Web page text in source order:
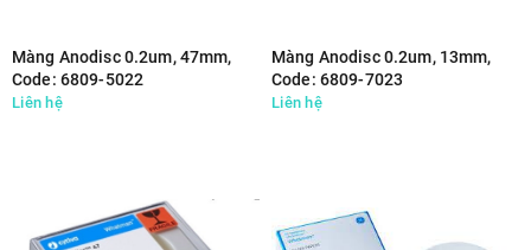
Màng Anodisc 0.2um, 47mm,
Code: 6809-5022
Liên hệ
Màng Anodisc 0.2um, 13mm,
Code: 6809-7023
Liên hệ